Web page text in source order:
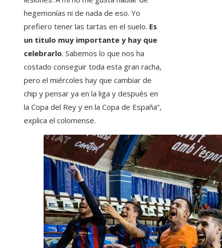
hegemonías ni de nada de eso. Yo
prefiero tener las tartas en el suelo. Es
un titulo muy importante y hay que
celebrarlo. Sabemos lo que nos ha
costado conseguir toda esta gran racha,
pero el miércoles hay que cambiar de
chip y pensar ya en la liga y después en
la Copa del Rey y en la Copa de España”,
explica el colomense.